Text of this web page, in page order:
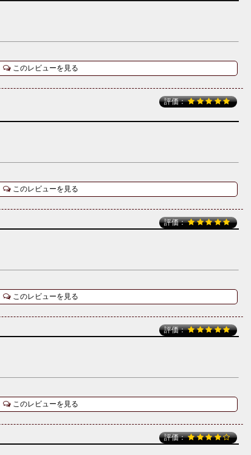
このレビューを見る
評価：
このレビューを見る
評価：
このレビューを見る
評価：
このレビューを見る
評価：